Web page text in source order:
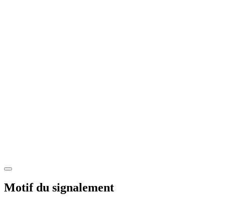
Motif du signalement